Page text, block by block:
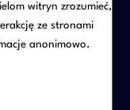
witryn zrozumieć,
ze stronami
anonimowo.